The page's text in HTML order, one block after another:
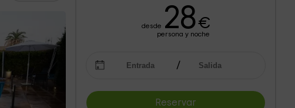
desde 28€
persona y noche
Reservar